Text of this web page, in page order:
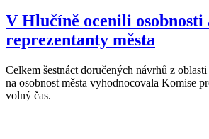
V Hlučíně ocenili osobnosti
reprezentanty města
Celkem šestnáct doručených návrhů z
na osobnost města vyhodnocovala Komise
volný čas.